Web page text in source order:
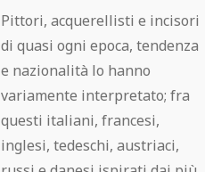
Pittori, acquerellisti e incisori
di quasi ogni epoca, tendenza
e nazionalità lo hanno
variamente interpretato; fra
questi italiani, francesi,
inglesi, tedeschi, austriaci,